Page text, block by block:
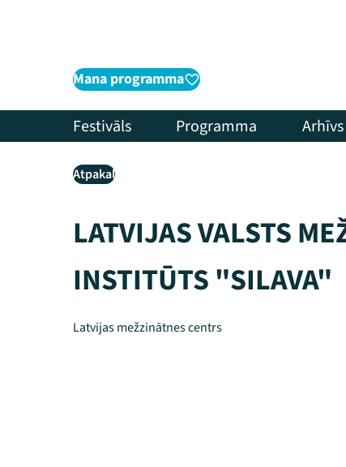
Mana programma
Festivāls Programma Arhīvs
Atpakaļ
LATVIJAS VALSTS
INSTITŪTS "SILAVA"
Latvijas mežzinātnes centrs